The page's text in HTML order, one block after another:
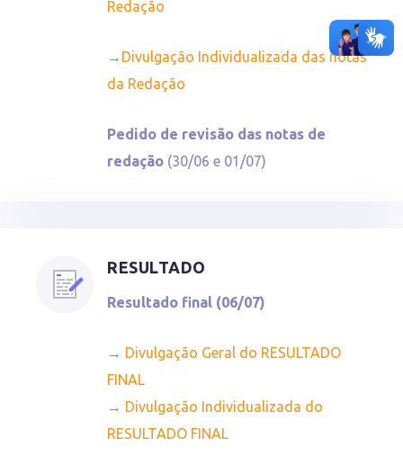
Redação
→ Divulgação Individualizada das notas
da Redação
Pedido de revisão das notas de
redação (30/06 e 01/07)
RESULTADO
Resultado final (06/07)
→ Divulgação Geral do RESULTADO
FINAL
→ Divulgação Individualizada do
RESULTADO FINAL